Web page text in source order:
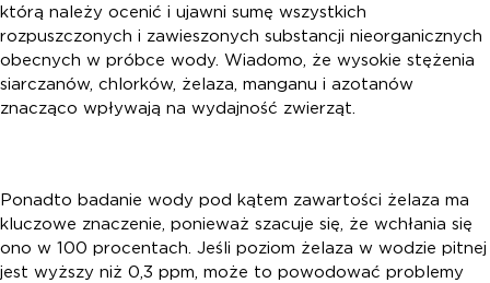
którą należy ocenić i ujawni sumę wszystkich
rozpuszczonych i zawieszonych substancji nieorganicznych
obecnych w próbce wody. Wiadomo, że wysokie stężenia
siarczanów, chlorków, żelaza, manganu i azotanów
znacząco wpływają na wydajność zwierząt.
Ponadto badanie wody pod kątem zawartości żelaza ma
kluczowe znaczenie, ponieważ szacuje się, że wchłania się
ono w 100 procentach. Jeśli poziom żelaza w wodzie pitnej
jest wyższy niż 0,3 ppm, może to powodować problemy